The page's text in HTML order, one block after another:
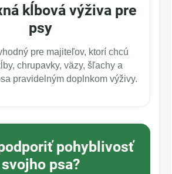
kĺbová výživa pre
psy
pre majiteľov, ktorí chcú
chrupavky, väzy, šľachy a
pravidelným doplnkom výživy.
pohyblivosť
svojho psa?